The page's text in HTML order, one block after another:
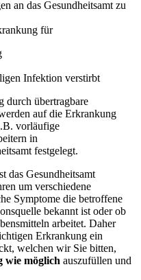
an das Gesundheitsamt zu
für
Infektion verstirbt
durch übertragbare
auf die Erkrankung
vorläufige
in
festgelegt.
das Gesundheitsamt
um verschiedene
Symptome die betroffene
bekannt ist oder ob
arbeitet. Daher
Erkrankung ein
welchen wir Sie bitten,
wie möglich auszufüllen und